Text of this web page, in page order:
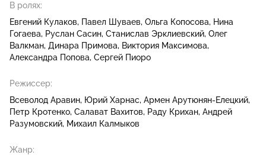
В ролях:
Евгений Кулаков
Павел Шуваев Ольга Копосова Нина
Гогаева Руслан Сасин Станислав Эрклиевский Олег
Валкман Динара Примова Виктория Максимова
Александра Попова Сергей Пиоро
Режиссер:
Всеволод Аравин Юрий Харнас Армен Арутюнян-Елецкий
Петр Кротенко Салават Вахитов Раду Крихан Андрей
Разумовский Михаил Калмыков
Жанр: